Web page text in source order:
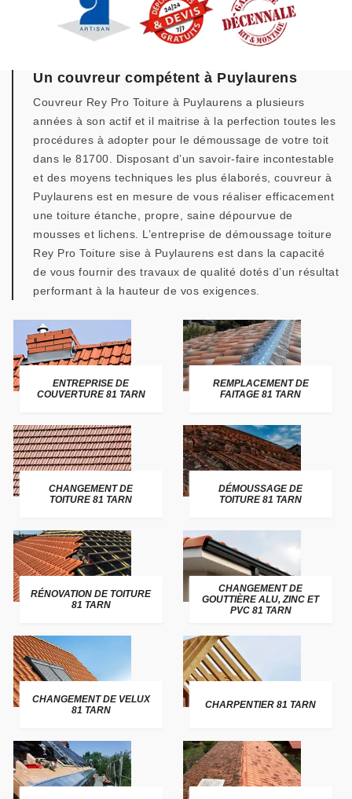
Un couvreur compétent à Puylaurens
Couvreur Rey Pro Toiture à Puylaurens a plusieurs
années à son actif et il maitrise à la perfection toutes les
procédures à adopter pour le démoussage de votre toit
dans le 81700. Disposant d’un savoir-faire incontestable
et des moyens techniques les plus élaborés, couvreur à
Puylaurens est en mesure de vous réaliser efficacement
une toiture étanche, propre, saine dépourvue de
mousses et lichens. L’entreprise de démoussage toiture
Rey Pro Toiture sise à Puylaurens est dans la capacité
de vous fournir des travaux de qualité dotés d’un résultat
performant à la hauteur de vos exigences.
ENTREPRISE DE
COUVERTURE 81 TARN
REMPLACEMENT DE
FAITAGE 81 TARN
CHANGEMENT DE
TOITURE 81 TARN
DÉMOUSSAGE DE
TOITURE 81 TARN
RÉNOVATION DE TOITURE
81 TARN
CHANGEMENT DE
GOUTTIÈRE ALU, ZINC ET
PVC 81 TARN
CHANGEMENT DE VELUX
81 TARN
CHARPENTIER 81 TARN